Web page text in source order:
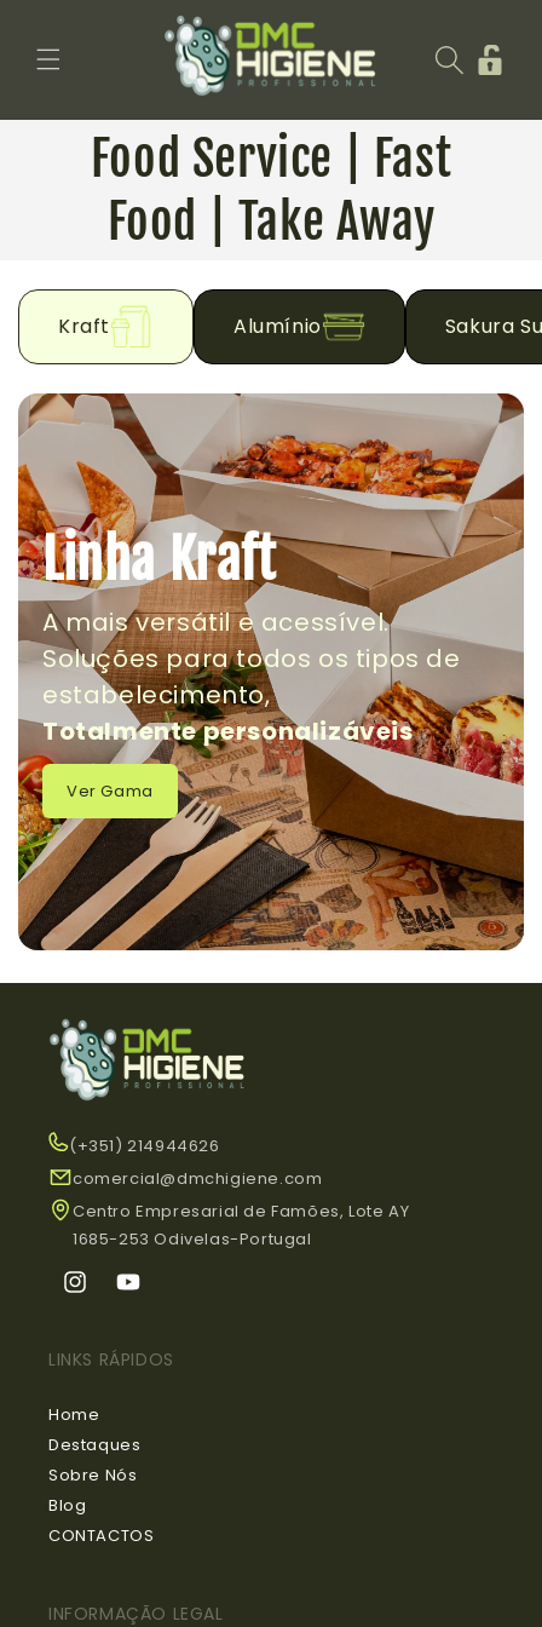
conteúdo
Iniciar
sessão
Food Service | Fast
Food | Take Away
Kraft Alumínio Sakura
Linha Kraft
A mais versátil e acessível.
Soluções para todos os tipos de
estabelecimento,
Totalmente personalizáveis
Ver Gama
(+351) 214944626
comercial@dmchigiene.com
Centro Empresarial de Famões, Lote AY
1685-253 Odivelas-Portugal
InstagramYouTube
LINKS RÁPIDOS
Home
Destaques
Sobre Nós
Blog
CONTACTOS
INFORMAÇÃO LEGAL